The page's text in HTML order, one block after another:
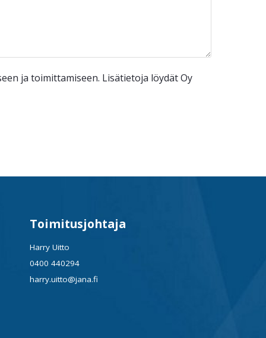
ja toimittamiseen. Lisätietoja löydät Oy
Toimitusjohtaja
Harry Uitto
0400 440294
harry.uitto@jana.fi